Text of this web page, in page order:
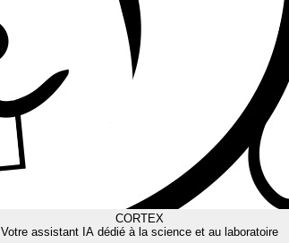
CORTEX
Votre assistant IA dédié à la science et au laboratoire